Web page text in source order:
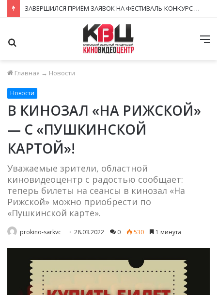
ЗАВЕРШИЛСЯ ПРИЁМ ЗАЯВОК НА ФЕСТИВАЛЬ-КОНКУРС «КИНОВЕРТИКАЛЬ 2026»
Главная → Новости
Новости
В КИНОЗАЛ «НА РИЖСКОЙ»
— С «ПУШКИНСКОЙ
КАРТОЙ»!
Уважаемые зрители, областной
киновидеоцентр с радостью сообщает:
теперь билеты на сеансы в кинозал «На
Рижской» можно приобрести по
«Пушкинской карте».
prokino-sarkvc 28.03.2022 0 530 1 минута